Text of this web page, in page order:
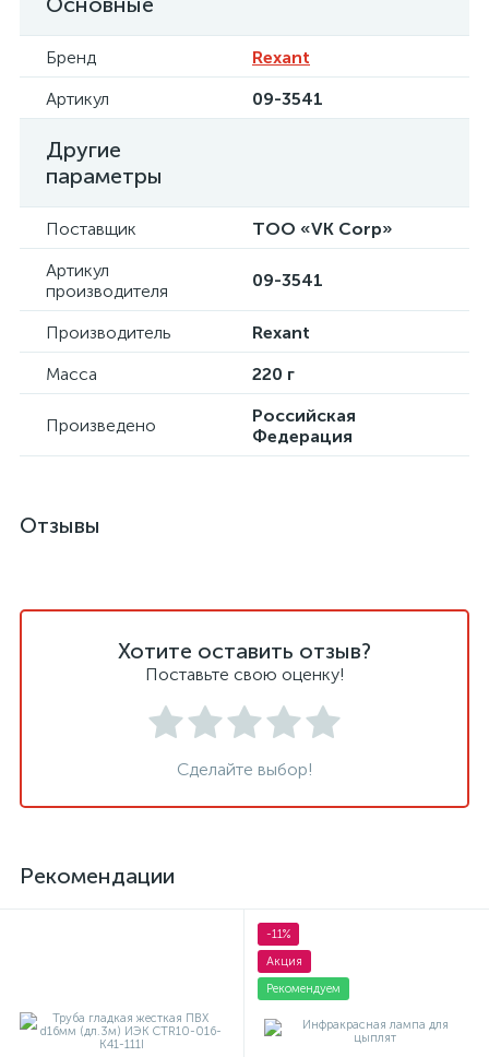
Бренд
Rexant
Артикул
09-3541
Другие
параметры
Поставщик
ТОО «VK Corp»
Артикул
производителя
09-3541
Производитель
Rexant
Масса
220 г
Произведено
Российская
Федерация
Отзывы
Хотите оставить отзыв?
Поставьте свою оценку!
Сделайте выбор!
Рекомендации
-11%
Акция
Рекомендуем